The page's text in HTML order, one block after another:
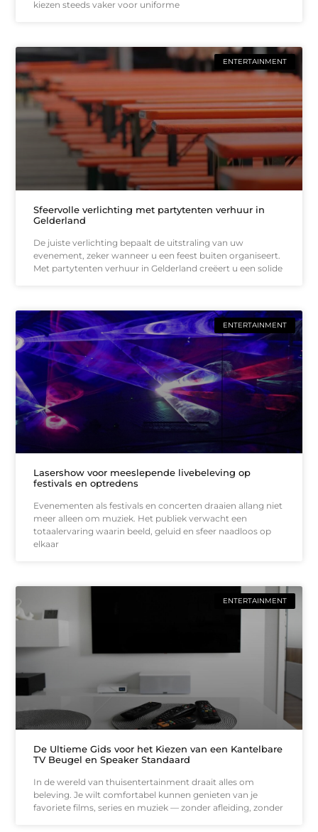
kiezen steeds vaker voor uniforme
ENTERTAINMENT
Sfeervolle verlichting met partytenten verhuur in
Gelderland
De juiste verlichting bepaalt de uitstraling van uw
evenement, zeker wanneer u een feest buiten organiseert.
Met partytenten verhuur in Gelderland creëert u een solide
ENTERTAINMENT
Lasershow voor meeslepende livebeleving op
festivals en optredens
Evenementen als festivals en concerten draaien allang niet
meer alleen om muziek. Het publiek verwacht een
totaalervaring waarin beeld, geluid en sfeer naadloos op
elkaar
ENTERTAINMENT
De Ultieme Gids voor het Kiezen van een Kantelbare
TV Beugel en Speaker Standaard
In de wereld van thuisentertainment draait alles om
beleving. Je wilt comfortabel kunnen genieten van je
favoriete films, series en muziek — zonder afleiding, zonder